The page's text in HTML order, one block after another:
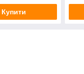
Купити